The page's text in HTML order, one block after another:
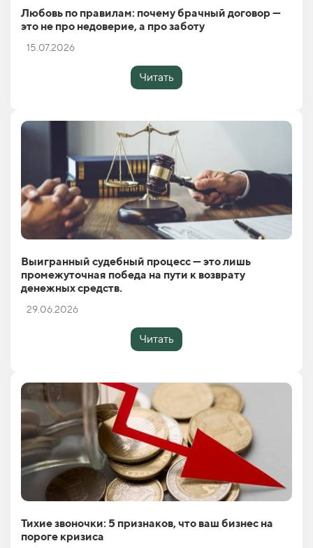
Любовь по правилам: почему брачный договор —
это не про недоверие, а про заботу
15.07.2026
Читать
Выигранный судебный процесс — это лишь
промежуточная победа на пути к возврату
денежных средств.
29.06.2026
Читать
Тихие звоночки: 5 признаков, что ваш бизнес на
пороге кризиса